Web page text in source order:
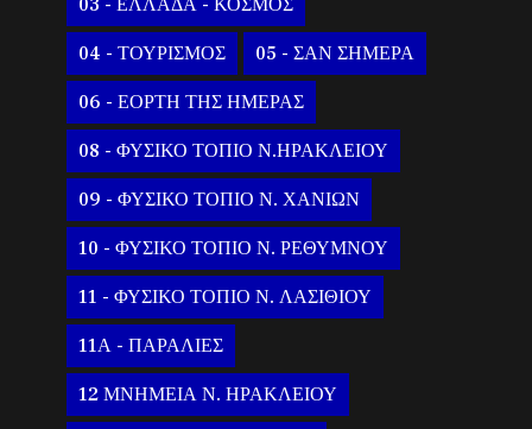
03 - ΕΛΛΑΔΑ - ΚΟΣΜΟΣ
04 - ΤΟΥΡΙΣΜΟΣ 05 - ΣΑΝ ΣΗΜΕΡΑ
06 - ΕΟΡΤΗ ΤΗΣ ΗΜΕΡΑΣ
08 - ΦΥΣΙΚΟ ΤΟΠΙΟ Ν.ΗΡΑΚΛΕΙΟΥ
09 - ΦΥΣΙΚΟ ΤΟΠΙΟ Ν. ΧΑΝΙΩΝ
10 - ΦΥΣΙΚΟ ΤΟΠΙΟ Ν. ΡΕΘΥΜΝΟΥ
11 - ΦΥΣΙΚΟ ΤΟΠΙΟ Ν. ΛΑΣΙΘΙΟΥ
11Α - ΠΑΡΑΛΙΕΣ
12 ΜΝΗΜΕΙΑ Ν. ΗΡΑΚΛΕΙΟΥ